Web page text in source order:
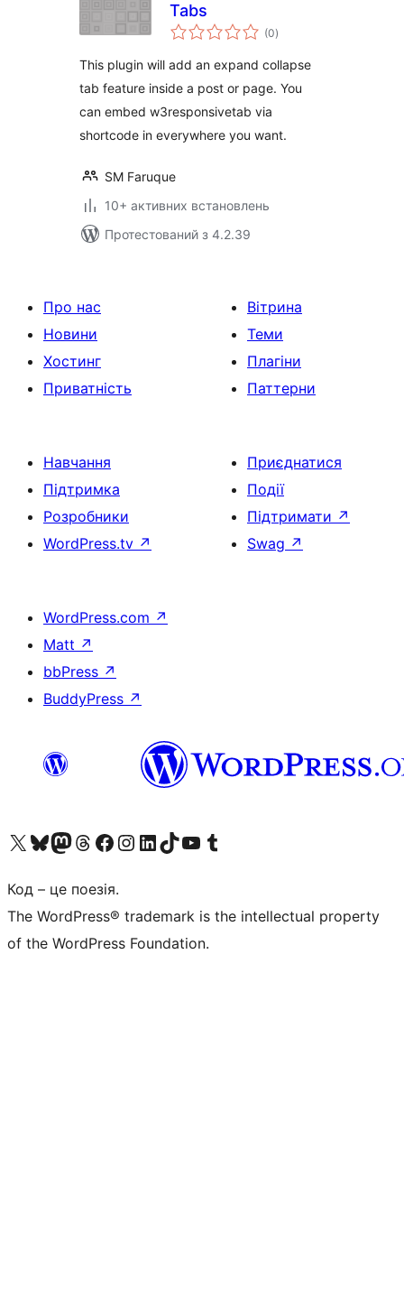
Tabs
(0загальний
рейтинг
)
This plugin will add an expand collapse
tab feature inside a post or page. You
can embed w3responsivetab via
shortcode in everywhere you want.
SM Faruque
10+ активних встановлень
Протестований з 4.2.39
Про нас
Новини
Хостинг
Приватність
Вітрина
Теми
Плагіни
Паттерни
Навчання
Підтримка
Розробники
WordPress.tv ↗
Приєднатися
Події
Підтримати ↗
Swag ↗
WordPress.com ↗
Matt ↗
bbPress ↗
BuddyPress ↗
Visit our X (formerly Twitter) account
Visit our Bluesky account
Завітайте до нашої стрічки в Mastodon
Visit our Threads account
Завітайте на нашу сторінку в Facebook
Visit our Instagram account
Visit our LinkedIn account
Visit our TikTok account
Visit our YouTube channel
Visit our Tumblr account
Код – це поезія.
The WordPress® trademark is the intellectual property
of the WordPress Foundation.